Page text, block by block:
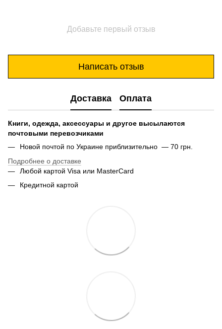
Добавьте первый отзыв
Написать отзыв
Доставка Оплата
Книги, одежда, аксессуары и другое высылаются
почтовыми перевозчиками
Новой почтой по Украине приблизительно — 70 грн.
Подробнее о доставке
Любой картой Visa или MasterCard
Кредитной картой